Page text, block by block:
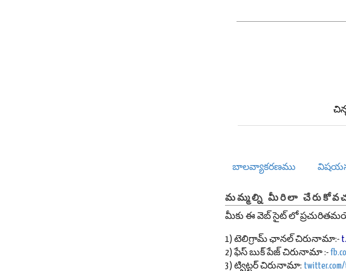
బాలవ్యాకరణము
మమ్మల్ని మీరిలా
మీకు ఈ వెబ్ సైట్ లో
1) టెలిగ్రామ్ ఛానల్ చిరునామా:-
2) ఫేస్ బుక్ పేజ్ చిరునామా :-
3) ట్విట్టర్ చిరునామా: